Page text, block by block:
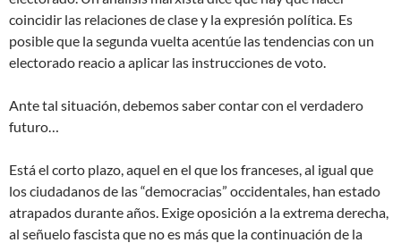
coincidir las relaciones de clase y la expresión política. Es
posible que la segunda vuelta acentúe las tendencias con un
electorado reacio a aplicar las instrucciones de voto.
Ante tal situación, debemos saber contar con el verdadero
futuro…
Está el corto plazo, aquel en el que los franceses, al igual que
los ciudadanos de las “democracias” occidentales, han estado
atrapados durante años. Exige oposición a la extrema derecha,
al señuelo fascista que no es más que la continuación de la